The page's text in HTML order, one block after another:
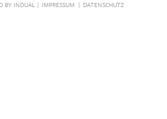
BY INDUAL | IMPRESSUM DATENSCHUTZ